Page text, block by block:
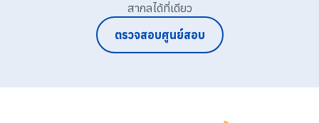
สากลได้ที่เดียว
ตรวจสอบศูนย์สอบ